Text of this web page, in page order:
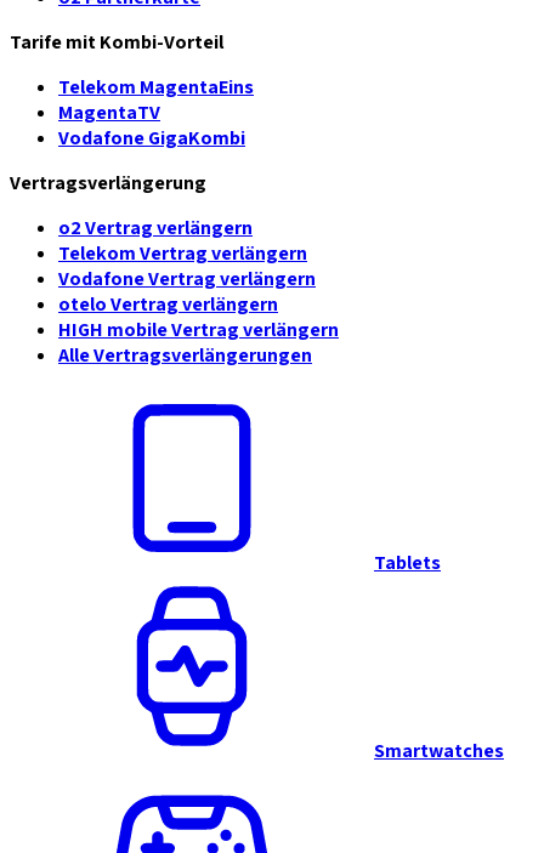
Tarife mit Kombi-Vorteil
Telekom MagentaEins
MagentaTV
Vodafone GigaKombi
Vertragsverlängerung
o2 Vertrag verlängern
Telekom Vertrag verlängern
Vodafone Vertrag verlängern
otelo Vertrag verlängern
HIGH mobile Vertrag verlängern
Alle Vertragsverlängerungen
Tablets
Smartwatches